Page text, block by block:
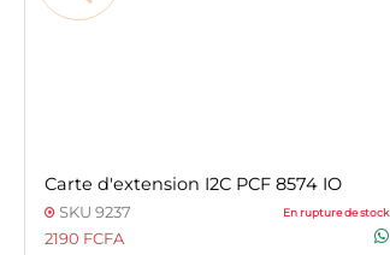
Carte d'extension I2C PCF 8574 IO
SKU 9237 En rupture de stock
2190 FCFA